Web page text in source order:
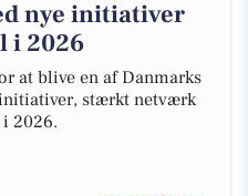
nye initiativer
i 2026
at blive en af Danmarks
stærkt netværk
2026.